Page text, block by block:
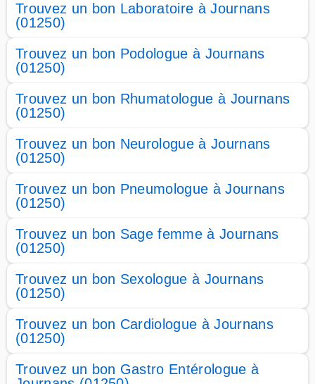
Trouvez un bon Laboratoire à Journans
(01250)
Trouvez un bon Podologue à Journans
(01250)
Trouvez un bon Rhumatologue à Journans
(01250)
Trouvez un bon Neurologue à Journans
(01250)
Trouvez un bon Pneumologue à Journans
(01250)
Trouvez un bon Sage femme à Journans
(01250)
Trouvez un bon Sexologue à Journans
(01250)
Trouvez un bon Cardiologue à Journans
(01250)
Trouvez un bon Gastro Entérologue à